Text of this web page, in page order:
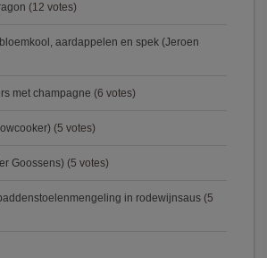
(12 votes)
aardappelen en spek (Jeroen
met champagne (6 votes)
(5 votes)
Goossens) (5 votes)
in rodewijnsaus (5